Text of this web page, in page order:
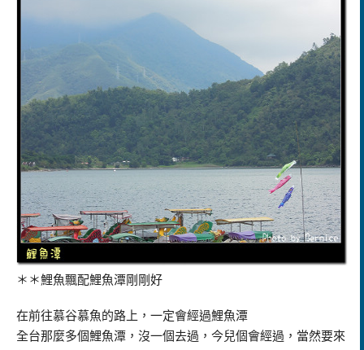
＊＊鯉魚飄配鯉魚潭剛剛好
在前往慕谷慕魚的路上，一定會經過鯉魚潭
全台那麼多個鯉魚潭，沒一個去過，今兒個會經過，當然要來